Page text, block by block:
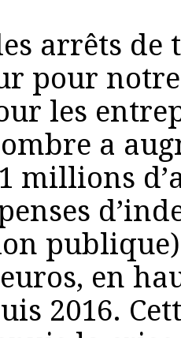
arrêts
pour
les
a
millions
publique)
en
2016.